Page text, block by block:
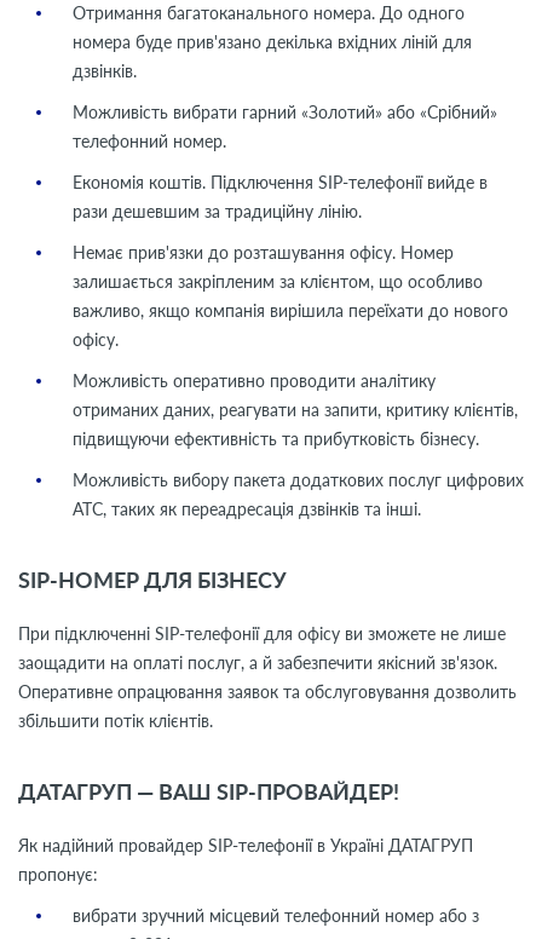
Отримання багатоканального номера. До одного
номера буде прив'язано декілька вхідних ліній для
дзвінків.
Можливість вибрати гарний «Золотий» або «Срібний»
телефонний номер.
Економія коштів. Підключення SIP-телефонії вийде в
рази дешевшим за традиційну лінію.
Немає прив'язки до розташування офісу. Номер
залишається закріпленим за клієнтом, що особливо
важливо, якщо компанія вирішила переїхати до нового
офісу.
Можливість оперативно проводити аналітику
отриманих даних, реагувати на запити, критику клієнтів,
підвищуючи ефективність та прибутковість бізнесу.
Можливість вибору пакета додаткових послуг цифрових
АТС, таких як переадресація дзвінків та інші.
SIP-НОМЕР ДЛЯ БІЗНЕСУ
При підключенні SIP-телефонії для офісу ви зможете не лише
заощадити на оплаті послуг, а й забезпечити якісний зв'язок.
Оперативне опрацювання заявок та обслуговування дозволить
збільшити потік клієнтів.
ДАТАГРУП — ВАШ SIP-ПРОВАЙДЕР!
Як надійний провайдер SIP-телефонії в Україні ДАТАГРУП
пропонує:
вибрати зручний місцевий телефонний номер або з